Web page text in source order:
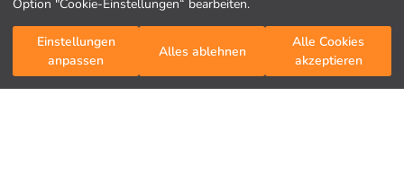
Option "Cookie-Einstellungen“ bearbeiten.
Einstellungen
anpassen
Alles ablehnen
Alle Cookies
akzeptieren
In den Warenkorb
Fit:
Fit Taille:
Futter Detail:
FAQ
Rückgabe
Folgen Sie uns